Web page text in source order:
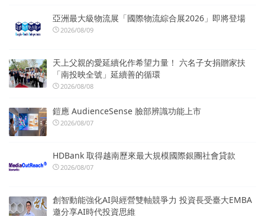
亞洲最大級物流展「國際物流綜合展2026」即將登場
2026/08/09
天上父親的愛延續化作希望力量！ 六名子女捐贈家扶
「南投映全號」延續善的循環
2026/08/08
鎧應 AudienceSense 臉部辨識功能上市
2026/08/07
HDBank 取得越南歷來最大規模國際銀團社會貸款
2026/08/07
創智動能強化AI與經營雙軸競爭力 投資長受臺大EMBA
邀分享AI時代投資思維